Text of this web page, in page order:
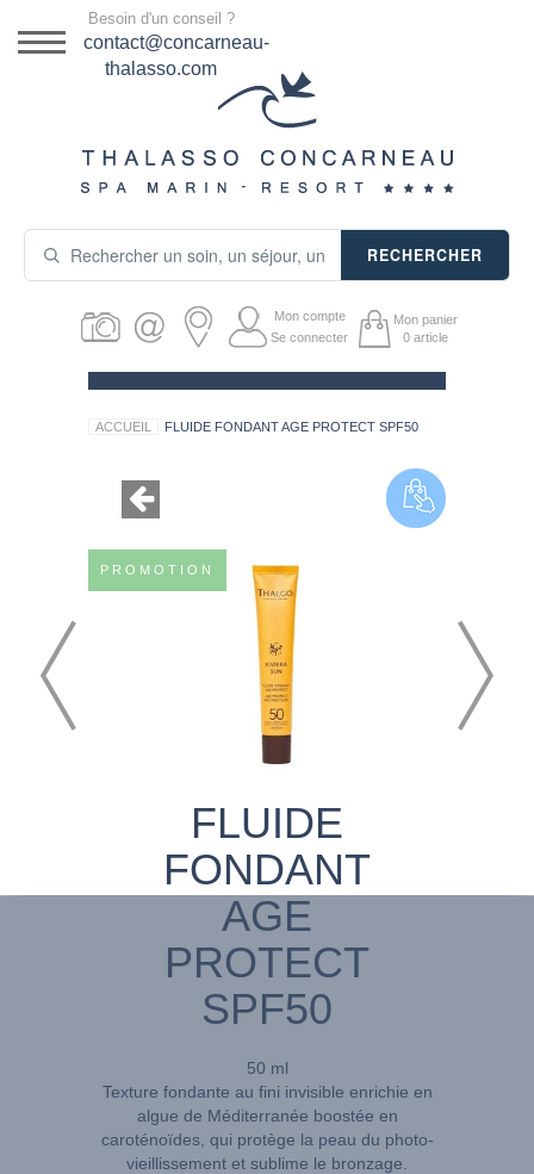
DESTINATION
SÉJOURS THALASSO
PRODUITS COSMÉTIQUES
GUIDE CADEAUX
Besoin d'un conseil ?
contact@concarneau-
thalasso.com
RECHERCHER
Mon compte
Se connecter
Mon panier
0 article
ACCUEIL FLUIDE FONDANT AGE PROTECT SPF50
PROMOTION
FLUIDE
FONDANT
AGE
PROTECT
SPF50
50 ml
Texture fondante au fini invisible enrichie en
algue de Méditerranée boostée en
caroténoïdes, qui protège la peau du photo-
vieillissement et sublime le bronzage.